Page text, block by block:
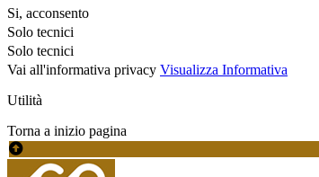
Si, acconsento
Solo tecnici
Solo tecnici
Vai all'informativa privacy Visualizza Informativa
Utilità
Torna a inizio pagina